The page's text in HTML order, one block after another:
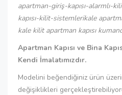
apartman-giriş-kapısı-alarmlı-
kapısı-kilit-sistemlerikale
kale kilit apartman kapısı
Apartman Kapısı ve Bina
Kendi İmalatımızdır.
Modelini beğendiğiniz ürün
değişiklikleri